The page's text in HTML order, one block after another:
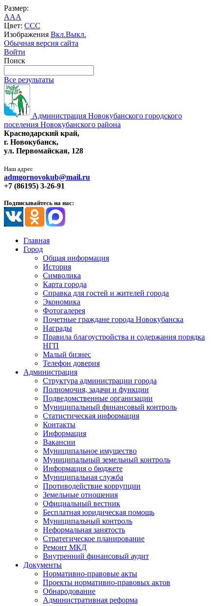
Размер:
AAA
Цвет: CCC
Изображения Вкл.Выкл.
Обычная версия сайта
Войти
Поиск
Все результаты
Администрация Новокубанского городского
поселения Новокубанского района
Краснодарский край,
г. Новокубанск,
ул. Первомайская, 128
Наш адрес
admgornovokub@mail.ru
+7 (86195) 3-26-91
Подписывайтесь на нас:
Главная
Город
Общая информация
История
Символика
Карта города
Справка для гостей и жителей города
Экономика
Фотогалерея
Почетные граждане города Новокубанска
Награды
Правила благоустройства и содержания порядка
НГП
Малый бизнес
Телефон доверия
Администрация
Структура администрации города
Полномочия, задачи и функции
Подведомственные организации
Муниципальный финансовый контроль
Статистическая информация
Контакты
Информация
Вакансии
Муниципальное имущество
Муниципальный земельный контроль
Информация о бюджете
Муниципальная служба
Противодействие коррупции
Земельные отношения
Официальный вестник
Бесплатная юридическая помощь
Муниципальный контроль
Неформальная занятость
Стратегическое планирование
Ремонт МКД
Внутренний финансовый аудит
Документы
Нормативно-правовые акты
Проекты нормативно-правовых актов
Обнародование
Административная реформа